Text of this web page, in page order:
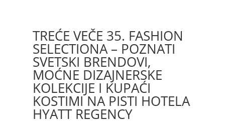
TREĆE VEČE 35. FASHION
SELECTIONA – POZNATI
SVETSKI BRENDOVI,
MOĆNE DIZAJNERSKE
KOLEKCIJE I KUPAĆI
KOSTIMI NA PISTI HOTELA
HYATT REGENCY